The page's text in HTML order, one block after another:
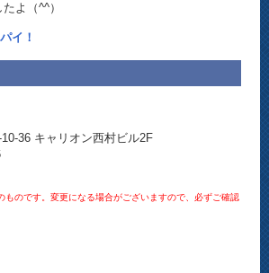
よ（^^）
イ！
36 キャリオン西村ビル2F
のです。変更になる場合がございますので、必ずご確認